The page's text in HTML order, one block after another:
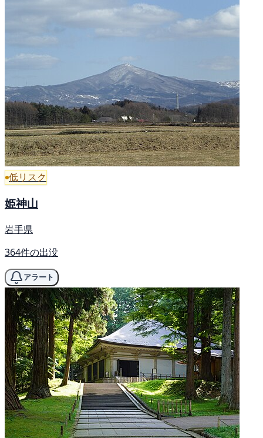
低リスク
姫神山
岩手県
364件の出没
アラート